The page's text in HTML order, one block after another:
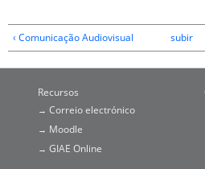
‹ Comunicação Audiovisual subir
Recursos
→ Correio electrónico
→ Moodle
→ GIAE Online